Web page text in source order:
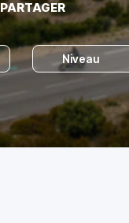
PARTAGER
Niveau